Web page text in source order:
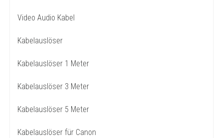
Video Audio Kabel
Kabelauslöser
Kabelauslöser 1 Meter
Kabelauslöser 3 Meter
Kabelauslöser 5 Meter
Kabelauslöser für Canon